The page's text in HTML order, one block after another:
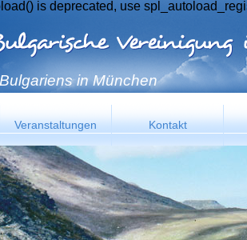
is deprecated, use
in München
Veranstaltungen Kontakt